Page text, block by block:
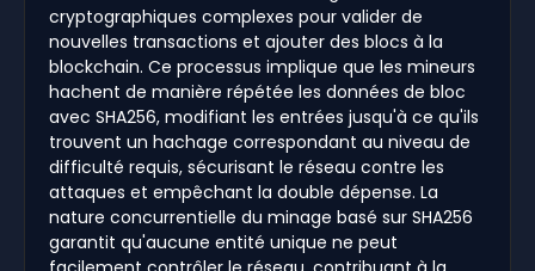
cryptographiques complexes pour valider de
nouvelles transactions et ajouter des blocs à la
blockchain. Ce processus implique que les mineurs
hachent de manière répétée les données de bloc
avec SHA256, modifiant les entrées jusqu'à ce qu'ils
trouvent un hachage correspondant au niveau de
difficulté requis, sécurisant le réseau contre les
attaques et empêchant la double dépense. La
nature concurrentielle du minage basé sur SHA256
garantit qu'aucune entité unique ne peut